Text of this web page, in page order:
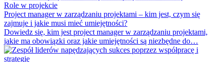
Role w projekcie
Project manager w zarządzaniu projektami – kim jest, czym się
zajmuje i jakie musi mieć umiejętności?
Dowiedz się, kim jest project manager w zarządzaniu projektami,
jakie ma obowiązki oraz jakie umiejętności są niezbędne do…